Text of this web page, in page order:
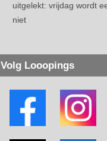
uitgelekt: vrijdag wordt
niet
Volg Looopings